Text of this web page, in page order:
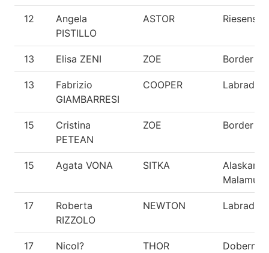
12
Angela
PISTILLO
ASTOR
13 Elisa ZENI ZOE Border
13
Fabrizio
GIAMBARRESI
COOPER Labrador
15
Cristina
PETEAN
ZOE Border
15 Agata VONA SITKA
Alaskan
Malamute
17
Roberta
RIZZOLO
NEWTON Labrador
17
Nicol?
THOR